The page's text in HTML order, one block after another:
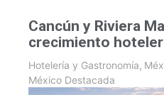
Cancún y Riviera
crecimiento
Hotelería y Gastronomía,
México Destacada